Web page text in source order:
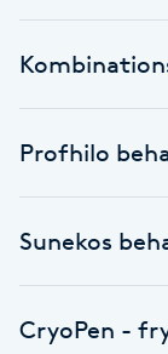
D
Damklippning
Dermapen
E
Profhilo
Sunekos
CryoPen -